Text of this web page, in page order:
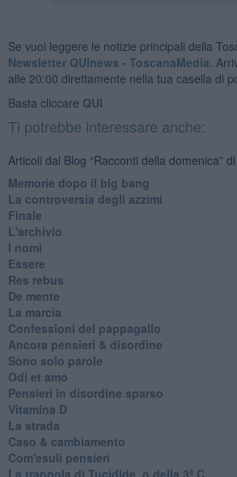
Se vuoi leggere le notizie principali della
Newsletter QUInews - ToscanaMedia.
alle 20:00 direttamente nella tua casella di
Basta cliccare QUI
Ti potrebbe interessare anche:
Articoli dal Blog “Racconti della domenica”
Memorie dopo il big bang
La controversia degli azzimi
Finale
L'archivio
I nomi
Essere
Res rebus
De mente
La marcia
Confessioni del pappagallo
Ancora pensieri & disordine
Sono solo parole
Odi et amo
Pensieri in disordine sparso
Vitamina D
La strada
Caso & cambiamento
Com'esuli pensieri
La trappola di Tucidide, o della 3ª C